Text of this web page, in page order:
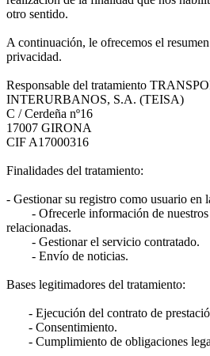
otro sentido.
A continuación, le ofrecemos el
privacidad.
Responsable del tratamiento
INTERURBANOS, S.A. (TEISA)
C / Cerdeña nº16
17007 GIRONA
CIF A17000316
Finalidades del tratamiento:
- Gestionar su registro como usuario en
- Ofrecerle información de nuestros
relacionadas.
- Gestionar el servicio contratado.
- Envío de noticias.
Bases legitimadores del tratamiento:
- Ejecución del contrato de
- Consentimiento.
- Cumplimiento de obligaciones